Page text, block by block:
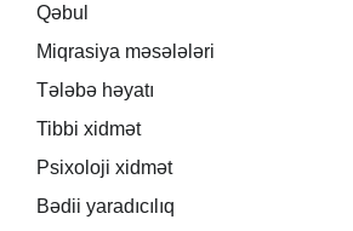
Qəbul
Miqrasiya məsələləri
Tələbə həyatı
Tibbi xidmət
Psixoloji xidmət
Bədii yaradıcılıq